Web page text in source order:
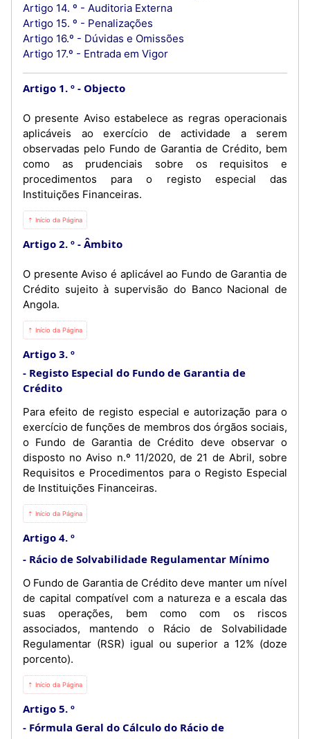
Artigo 14. º - Auditoria Externa
Artigo 15. º - Penalizações
Artigo 16.º - Dúvidas e Omissões
Artigo 17.º - Entrada em Vigor
Artigo 1. º Objecto
O presente Aviso estabelece as regras operacionais
aplicáveis ao exercício de actividade a serem
observadas pelo Fundo de Garantia de Crédito, bem
como as prudenciais sobre os requisitos e
procedimentos para o registo especial das
Instituições Financeiras.
⇡ Início da Página
Artigo 2. º Âmbito
O presente Aviso é aplicável ao Fundo de Garantia de
Crédito sujeito à supervisão do Banco Nacional de
Angola.
⇡ Início da Página
Artigo 3. º
Registo Especial do Fundo de Garantia de
Crédito
Para efeito de registo especial e autorização para o
exercício de funções de membros dos órgãos sociais,
o Fundo de Garantia de Crédito deve observar o
disposto no Aviso n.º 11/2020, de 21 de Abril, sobre
Requisitos e Procedimentos para o Registo Especial
de Instituições Financeiras.
⇡ Início da Página
Artigo 4. º
Rácio de Solvabilidade Regulamentar Mínimo
O Fundo de Garantia de Crédito deve manter um nível
de capital compatível com a natureza e a escala das
suas operações, bem como com os riscos
associados, mantendo o Rácio de Solvabilidade
Regulamentar (RSR) igual ou superior a 12% (doze
porcento).
⇡ Início da Página
Artigo 5. º
Fórmula Geral do Cálculo do Rácio de